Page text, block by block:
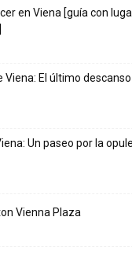
en Viena [guía con
Viena: El último
Un paseo por la
Vienna Plaza